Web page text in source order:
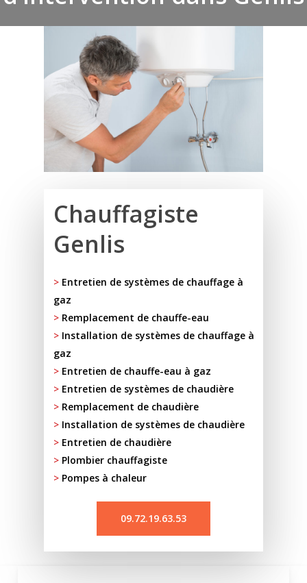
Chauffagiste
Genlis
>Entretien de systèmes de chauffage à
gaz
>Remplacement de chauffe-eau
>Installation de systèmes de chauffage à
gaz
>Entretien de chauffe-eau à gaz
>Entretien de systèmes de chaudière
>Remplacement de chaudière
>Installation de systèmes de chaudière
>Entretien de chaudière
>Plombier chauffagiste
>Pompes à chaleur
09.72.19.63.53